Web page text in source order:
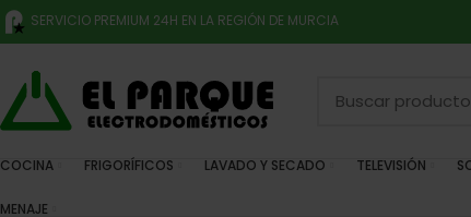
SERVICIO PREMIUM 24H EN LA REGIÓN DE MURCIA
COCINA FRIGORÍFICOS LAVADO Y SECADO TELEVISIÓN
MENAJE